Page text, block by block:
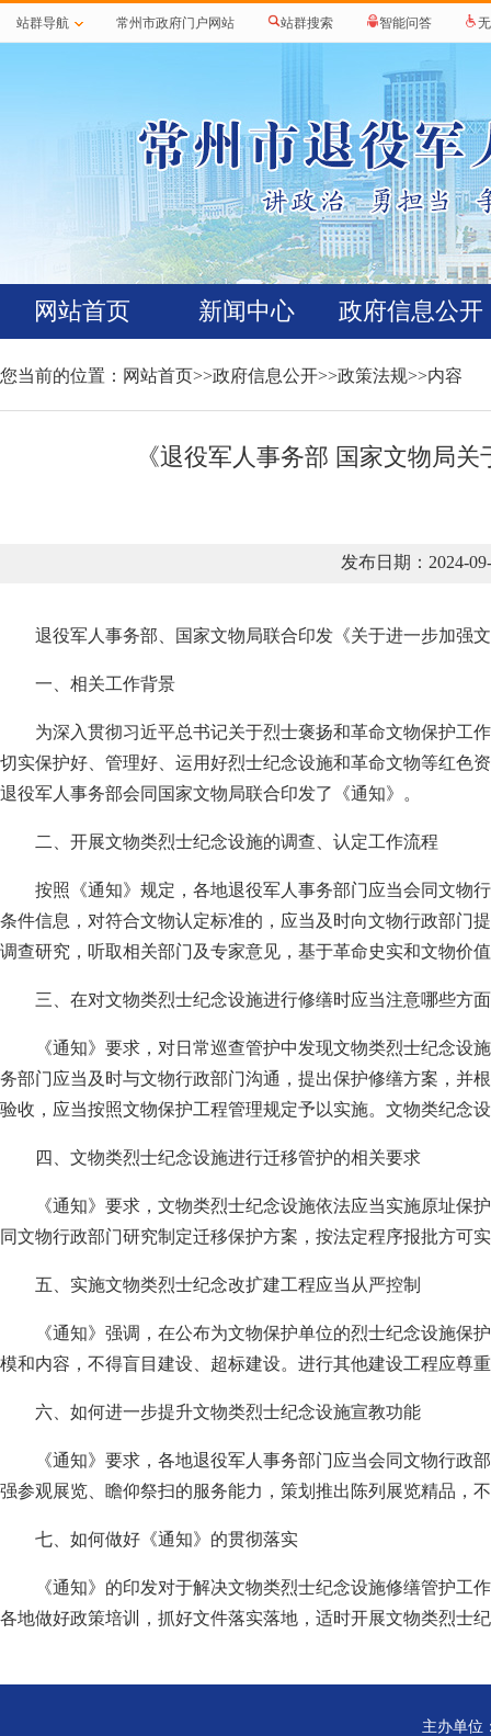
站群导航 常州市政府门户网站 站群搜索 智能问答
网站首页 新闻中心 政府信息公开
您当前的位置： 网站首页>>政府信息公开>>政策法规>>内容
《退役军人事务部 国家文物局
发布日期：2024-
退役军人事务部、国家文物局联合印发《关于进一步加强
一、相关工作背景
为深入贯彻习近平总书记关于烈士褒扬和革命文物保护工
切实保护好、管理好、运用好烈士纪念设施和革命文物等红色
退役军人事务部会同国家文物局联合印发了《通知》。
二、开展文物类烈士纪念设施的调查、认定工作流程
按照《通知》规定，各地退役军人事务部门应当会同文物
条件信息，对符合文物认定标准的，应当及时向文物行政部门
调查研究，听取相关部门及专家意见，基于革命史实和文物价
三、在对文物类烈士纪念设施进行修缮时应当注意哪些方面
《通知》要求，对日常巡查管护中发现文物类烈士纪念
务部门应当及时与文物行政部门沟通，提出保护修缮方案，并
验收，应当按照文物保护工程管理规定予以实施。文物类纪念
四、文物类烈士纪念设施进行迁移管护的相关要求
《通知》要求，文物类烈士纪念设施依法应当实施原址
同文物行政部门研究制定迁移保护方案，按法定程序报批方可
五、实施文物类烈士纪念改扩建工程应当从严控制
《通知》强调，在公布为文物保护单位的烈士纪念设施
模和内容，不得盲目建设、超标建设。进行其他建设工程应尊
六、如何进一步提升文物类烈士纪念设施宣教功能
《通知》要求，各地退役军人事务部门应当会同文物行
强参观展览、瞻仰祭扫的服务能力，策划推出陈列展览精品，
七、如何做好《通知》的贯彻落实
《通知》的印发对于解决文物类烈士纪念设施修缮管护
各地做好政策培训，抓好文件落实落地，适时开展文物类烈士
主办单位